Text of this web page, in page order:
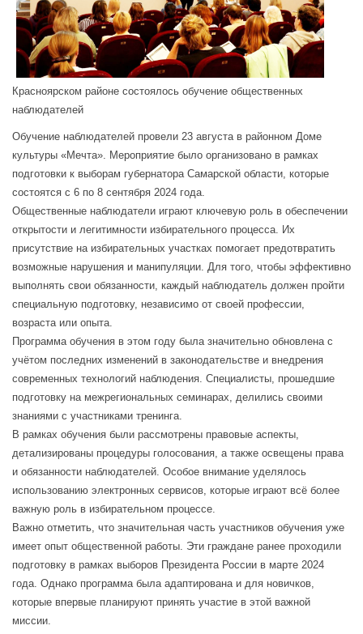
Красноярском районе состоялось обучение общественных
наблюдателей
Обучение наблюдателей провели 23 августа в районном Доме
культуры «Мечта». Мероприятие было организовано в рамках
подготовки к выборам губернатора Самарской области, которые
состоятся с 6 по 8 сентября 2024 года.
Общественные наблюдатели играют ключевую роль в обеспечении
открытости и легитимности избирательного процесса. Их
присутствие на избирательных участках помогает предотвратить
возможные нарушения и манипуляции. Для того, чтобы эффективно
выполнять свои обязанности, каждый наблюдатель должен пройти
специальную подготовку, независимо от своей профессии,
возраста или опыта.
Программа обучения в этом году была значительно обновлена с
учётом последних изменений в законодательстве и внедрения
современных технологий наблюдения. Специалисты, прошедшие
подготовку на межрегиональных семинарах, делились своими
знаниями с участниками тренинга.
В рамках обучения были рассмотрены правовые аспекты,
детализированы процедуры голосования, а также освещены права
и обязанности наблюдателей. Особое внимание уделялось
использованию электронных сервисов, которые играют всё более
важную роль в избирательном процессе.
Важно отметить, что значительная часть участников обучения уже
имеет опыт общественной работы. Эти граждане ранее проходили
подготовку в рамках выборов Президента России в марте 2024
года. Однако программа была адаптирована и для новичков,
которые впервые планируют принять участие в этой важной
миссии.